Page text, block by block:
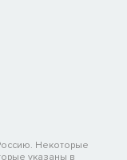
Некоторые
указаны в